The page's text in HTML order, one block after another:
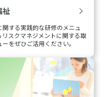
祉
する実践的な研修のメニュ
スクマネジメントに関する取
をぜひご活用ください。